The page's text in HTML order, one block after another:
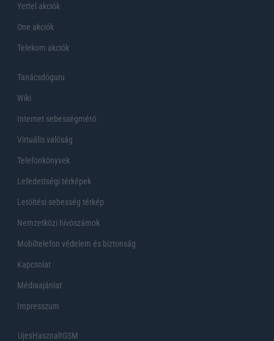
Yettel akciók
One akciók
Telekom akciók
Tanácsdóguru
Wiki
Internet sebességmérő
Virtuális valóság
Telefonkönyvek
Lefedettségi térképek
Letöltési sebesség térkép
Nemzetközi hívószámok
Mobiltelefon védelem és biztonság
Kapcsolat
Médiaajánlat
Impresszum
UjesHasznaltGSM